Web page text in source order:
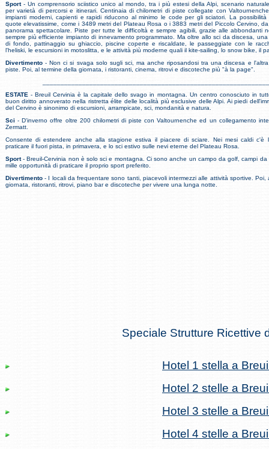
Sport- Un comprensorio sciistico unico al mondo, tra i più estesi della Alpi, scenario
per varietà di percorsi e itinerari. Centinaia di chilometri di piste collegate con
impianti moderni, capienti e rapidi riducono al minimo le code per gli sciatori. La possibilità
quote elevatissime, come i 3489 metri del Plateau Rosa o i 3883 metri del Piccolo Cervino,
panorama spettacolare. Piste per tutte le difficoltà e sempre agibili, grazie alle abbondanti
sempre più efficiente impianto di innevamento programmato. Ma oltre allo sci da discesa,
di fondo, pattinaggio su ghiaccio, piscine coperte e riscaldate, le passeggiate con le
l'heliski, le escursioni in motoslitta, e le attività più moderne quali il kite-sailing, lo snow bike, il
Divertimento - Non ci si svaga solo sugli sci, ma anche riposandosi tra una discesa e
piste. Poi, al termine della giornata, i ristoranti, cinema, ritrovi e discoteche più "à la page".
ESTATE - Breuil Cervinia è la capitale dello svago in montagna. Un centro conosciuto in
buon diritto annoverato nella ristretta élite delle località più esclusive delle Alpi. Ai piedi
del Cervino è sinonimo di escursioni, arrampicate, sci, mondanità e natura.
Sci - D'inverno offre oltre 200 chilometri di piste con Valtournenche ed un collegamento
Zermatt.
Consente di estendere anche alla stagione estiva il piacere di sciare. Nei mesi caldi c'è
praticare il fuori pista, in primavera, e lo sci estivo sulle nevi eterne del Plateau Rosa.
Sport- Breuil-Cervinia non è solo sci e montagna. Ci sono anche un campo da golf, campi da
mille opportunità di praticare il proprio sport preferito.
Divertimento - I locali da frequentare sono tanti, piacevoli intermezzi alle attività sportive. Poi,
giornata, ristoranti, ritrovi, piano bar e discoteche per vivere una lunga notte.
Speciale Strutture Ricettive
Hotel 1 stella a
Hotel 2 stelle a
Hotel 3 stelle a
Hotel 4 stelle a